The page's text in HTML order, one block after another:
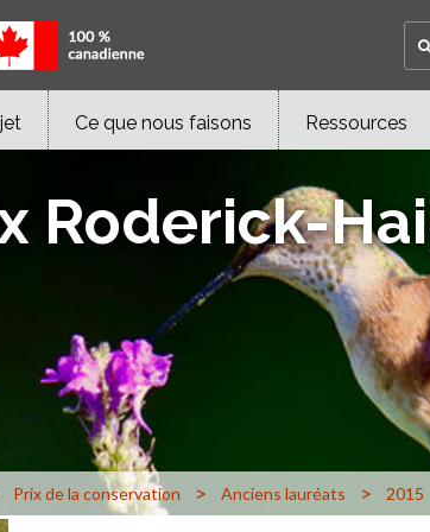
Ce que nous faisons Ressources
Roderick-
Prix de la conservation > Anciens lauréats > 2015